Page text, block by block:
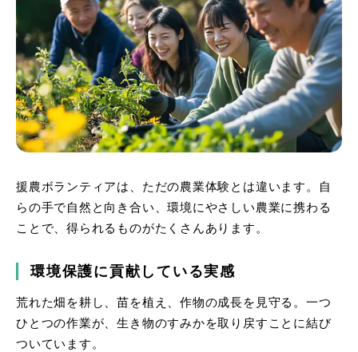
援農ボランティアは、ただの農業体験とは違います。自
らの手で自然と向き合い、環境にやさしい農業に携わる
ことで、得られるものがたくさんあります。
環境保護に貢献している実感
荒れた畑を耕し、苗を植え、作物の成長を見守る。一つ
ひとつの作業が、生き物のすみかを取り戻すことに結び
ついています。